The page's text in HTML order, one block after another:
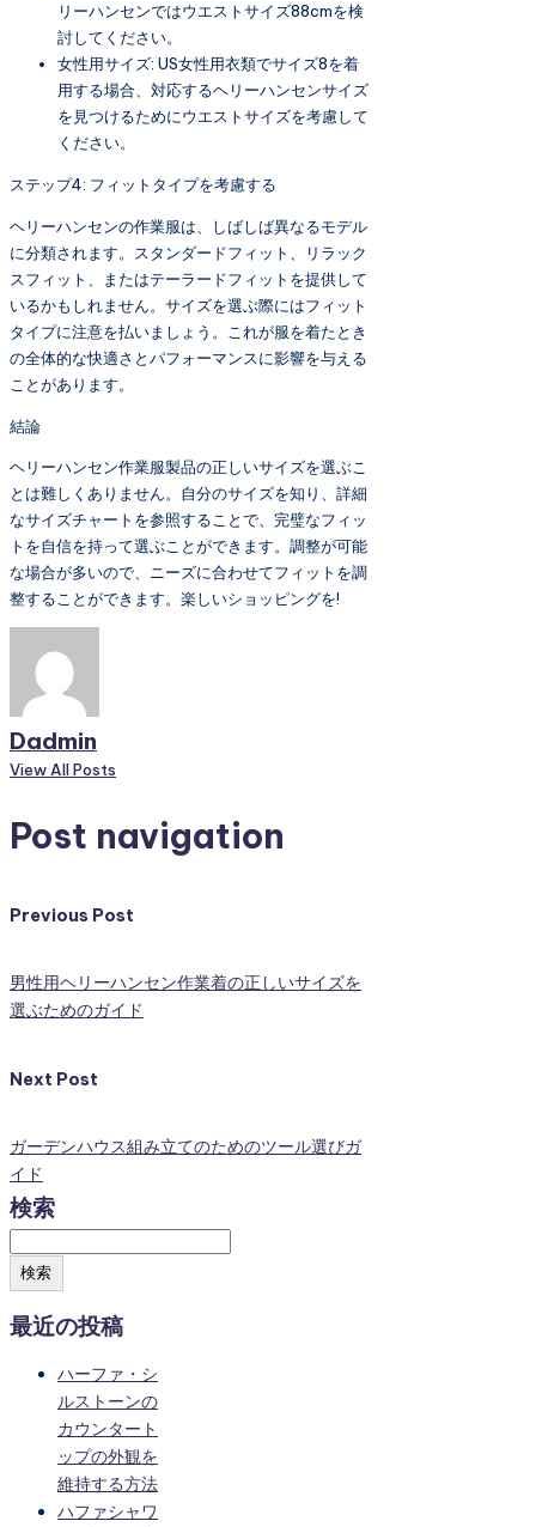
リーハンセンではウエストサイズ88cmを検
討してください。
女性用サイズ: US女性用衣類でサイズ8を着
用する場合、対応するヘリーハンセンサイズ
を見つけるためにウエストサイズを考慮して
ください。
ステップ4: フィットタイプを考慮する
ヘリーハンセンの作業服は、しばしば異なるモデル
に分類されます。スタンダードフィット、リラック
スフィット、またはテーラードフィットを提供して
いるかもしれません。サイズを選ぶ際にはフィット
タイプに注意を払いましょう。これが服を着たとき
の全体的な快適さとパフォーマンスに影響を与える
ことがあります。
結論
ヘリーハンセン作業服製品の正しいサイズを選ぶこ
とは難しくありません。自分のサイズを知り、詳細
なサイズチャートを参照することで、完璧なフィッ
トを自信を持って選ぶことができます。調整が可能
な場合が多いので、ニーズに合わせてフィットを調
整することができます。楽しいショッピングを!
Dadmin
View All Posts
Post navigation
Previous Post
男性用ヘリーハンセン作業着の正しいサイズを
選ぶためのガイド
Next Post
ガーデンハウス組み立てのためのツール選びガ
イド
検索
検索
最近の投稿
ハーファ・シ
ルストーンの
カウンタート
ップの外観を
維持する方法
ハファシャワ